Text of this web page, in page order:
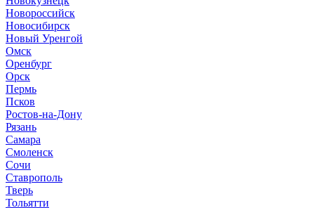
Новороссийск
Новосибирск
Новый Уренгой
Омск
Оренбург
Орск
Пермь
Псков
Ростов-на-Дону
Рязань
Самара
Смоленск
Сочи
Ставрополь
Тверь
Тольятти